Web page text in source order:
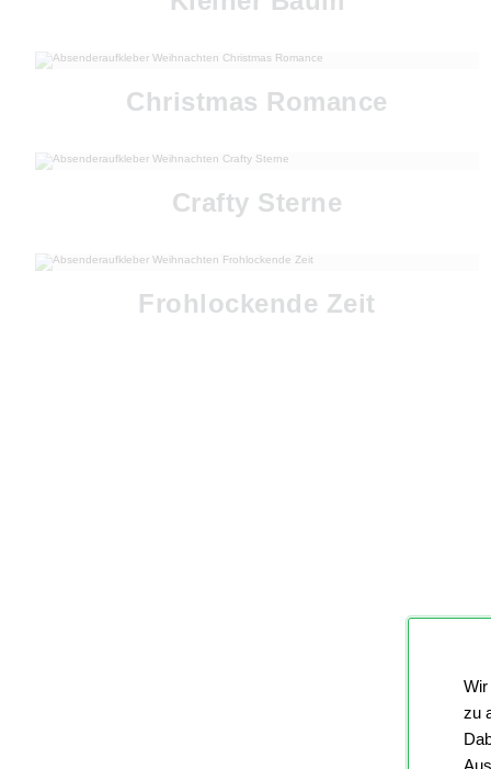
Wir
zu
Christmas Romance
Crafty Sterne
Frohlockende Zeit